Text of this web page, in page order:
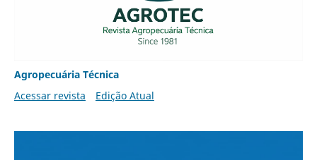
Agropecuária Técnica
Acessar revista
Edição Atual